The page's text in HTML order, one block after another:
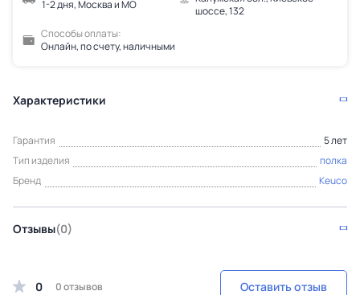
1-2 дня, Москва и МО
шоссе, 132
Способы оплаты:
Онлайн, по счету, наличными
Характеристики
Гарантия
5 лет
Тип изделия
полка
Бренд
Keuco
Отзывы(0)
0 0 отзывов Оставить отзыв